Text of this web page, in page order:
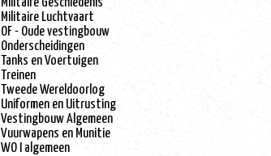
Militaire Geschiedenis
Militaire Luchtvaart
OF - Oude vestingbouw
Onderscheidingen
Tanks en Voertuigen
Treinen
Tweede Wereldoorlog
Uniformen en Uitrusting
Vestingbouw Algemeen
Vuurwapens en Munitie
WO I algemeen